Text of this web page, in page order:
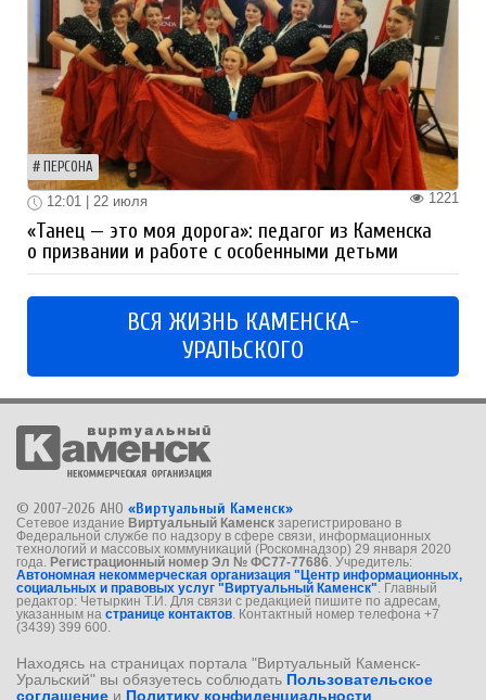
ПЕРСОНА
1221
12:01 | 22 июля
«Танец — это моя дорога»: педагог из Каменска
о призвании и работе с особенными детьми
ВСЯ ЖИЗНЬ КАМЕНСКА-
УРАЛЬСКОГО
© 2007-2026 АНО «Виртуальный Каменск»
Сетевое издание Виртуальный Каменск зарегистрировано в
Федеральной службе по надзору в сфере связи, информационных
технологий и массовых коммуникаций (Роскомнадзор) 29 января 2020
года. Регистрационный номер Эл № ФС77-77686 . Учредитель:
Автономная некоммерческая организация "Центр информационных,
социальных и правовых услуг "Виртуальный Каменск" . Главный
редактор: Четыркин Т.И. Для связи с редакцией пишите по адресам,
указанным на странице контактов . Контактный номер телефона +7
(3439) 399 600.
Находясь на страницах портала "Виртуальный Каменск-
Уральский" вы обязуетесь соблюдать Пользовательское
соглашение и Политику конфиденциальности